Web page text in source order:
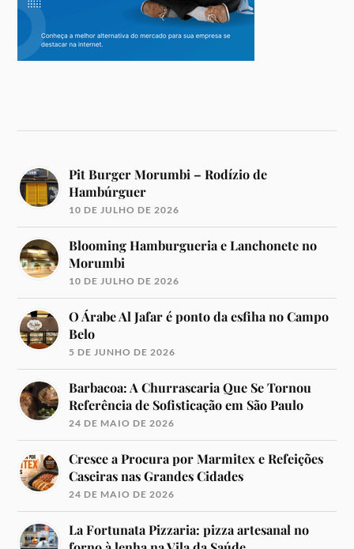
Pit Burger Morumbi – Rodízio de
Hambúrguer
10 DE JULHO DE 2026
Blooming Hamburgueria e Lanchonete no
Morumbi
10 DE JULHO DE 2026
O Árabe Al Jafar é ponto da esfiha no Campo
Belo
5 DE JUNHO DE 2026
Barbacoa: A Churrascaria Que Se Tornou
Referência de Sofisticação em São Paulo
24 DE MAIO DE 2026
Cresce a Procura por Marmitex e Refeições
Caseiras nas Grandes Cidades
24 DE MAIO DE 2026
La Fortunata Pizzaria: pizza artesanal no